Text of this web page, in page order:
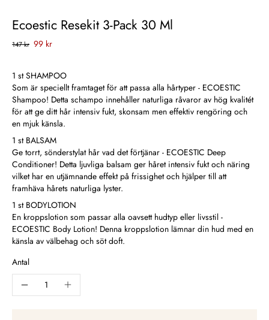
Ecoestic Resekit 3-Pack 30 Ml
147 kr 99 kr
1 st SHAMPOO
Som är speciellt framtaget för att passa alla hårtyper - ECOESTIC
Shampoo! Detta schampo innehåller naturliga råvaror av hög kvalitét
för att ge ditt hår intensiv fukt, skonsam men effektiv rengöring och
en mjuk känsla.
1 st BALSAM
Ge torrt, sönderstylat hår vad det förtjänar - ECOESTIC Deep
Conditioner! Detta ljuvliga balsam ger håret intensiv fukt och näring
vilket har en utjämnande effekt på frissighet och hjälper till att
framhäva hårets naturliga lyster.
1 st BODYLOTION
En kroppslotion som passar alla oavsett hudtyp eller livsstil -
ECOESTIC Body Lotion! Denna kroppslotion lämnar din hud med en
känsla av välbehag och söt doft.
Antal